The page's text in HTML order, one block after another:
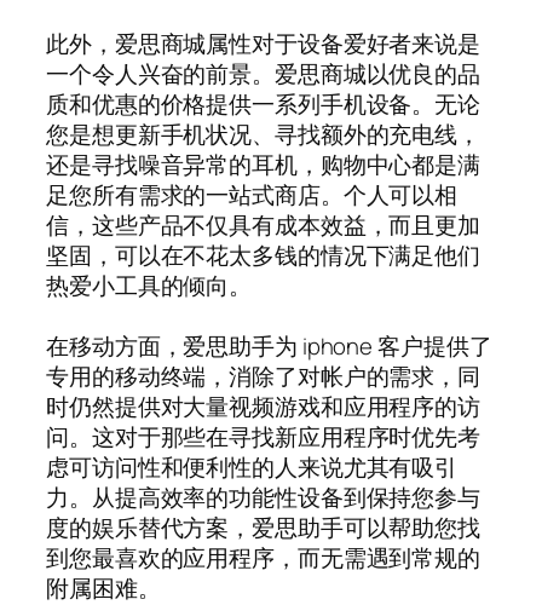
此外，爱思商城属性对于设备爱好者来说是
一个令人兴奋的前景。爱思商城以优良的品
质和优惠的价格提供一系列手机设备。无论
您是想更新手机状况、寻找额外的充电线，
还是寻找噪音异常的耳机，购物中心都是满
足您所有需求的一站式商店。个人可以相
信，这些产品不仅具有成本效益，而且更加
坚固，可以在不花太多钱的情况下满足他们
热爱小工具的倾向。
在移动方面，爱思助手为 iphone 客户提供了
专用的移动终端，消除了对帐户的需求，同
时仍然提供对大量视频游戏和应用程序的访
问。这对于那些在寻找新应用程序时优先考
虑可访问性和便利性的人来说尤其有吸引
力。从提高效率的功能性设备到保持您参与
度的娱乐替代方案，爱思助手可以帮助您找
到您最喜欢的应用程序，而无需遇到常规的
附属困难。